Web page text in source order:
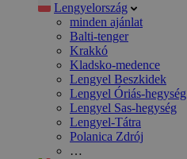
Lengyelország
minden ajánlat
Balti-tenger
Krakkó
Kladsko-medence
Lengyel Beszkidek
Lengyel Óriás-hegység
Lengyel Sas-hegység
Lengyel-Tátra
Polanica Zdrój
…